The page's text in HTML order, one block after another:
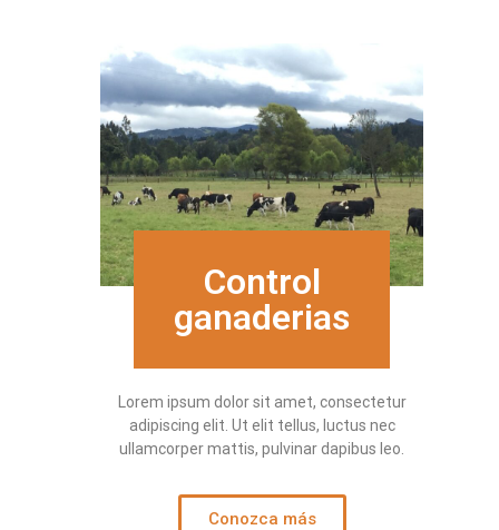
Control
ganaderias
Lorem ipsum dolor sit amet, consectetur
adipiscing elit. Ut elit tellus, luctus nec
ullamcorper mattis, pulvinar dapibus leo.
Conozca más